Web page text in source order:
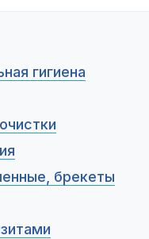
гигиена
брекеты